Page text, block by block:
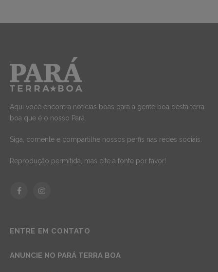
Aqui você encontra notícias boas para a gente boa desta terra
boa que é o nosso Pará.
Siga, comente e compartilhe nossos perfis nas redes sociais.
Reprodução permitida, mas cite a fonte por favor!
FacebookInstagram
ENTRE EM CONTATO
ANUNCIE NO PARÁ TERRA BOA